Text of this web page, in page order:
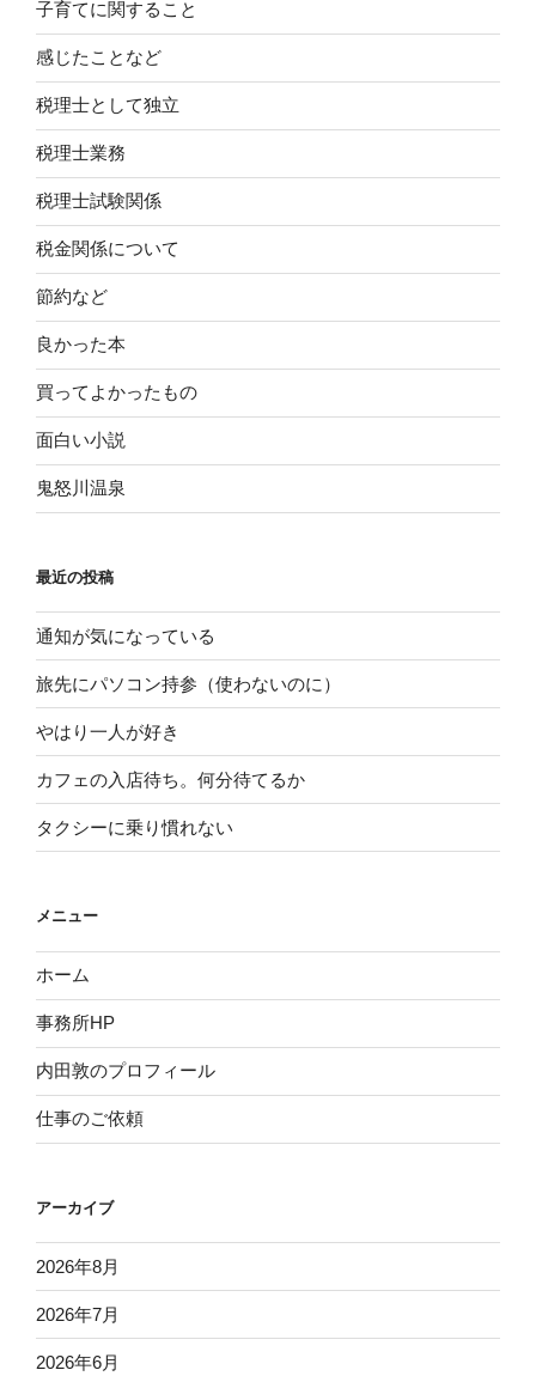
子育てに関すること
感じたことなど
税理士として独立
税理士業務
税理士試験関係
税金関係について
節約など
良かった本
買ってよかったもの
面白い小説
鬼怒川温泉
最近の投稿
通知が気になっている
旅先にパソコン持参（使わないのに）
やはり一人が好き
カフェの入店待ち。何分待てるか
タクシーに乗り慣れない
メニュー
ホーム
事務所HP
内田敦のプロフィール
仕事のご依頼
アーカイブ
2026年8月
2026年7月
2026年6月